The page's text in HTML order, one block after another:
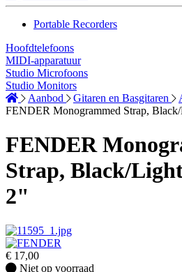
Portable Recorders
Hoofdtelefoons
MIDI-apparatuur
Studio Microfoons
Studio Monitors
Aanbod
Gitaren en Basgitaren
FENDER Monogrammed Strap,
FENDER
Strap, Black/
2"
€ 17,00
Niet
Niet op voorraad